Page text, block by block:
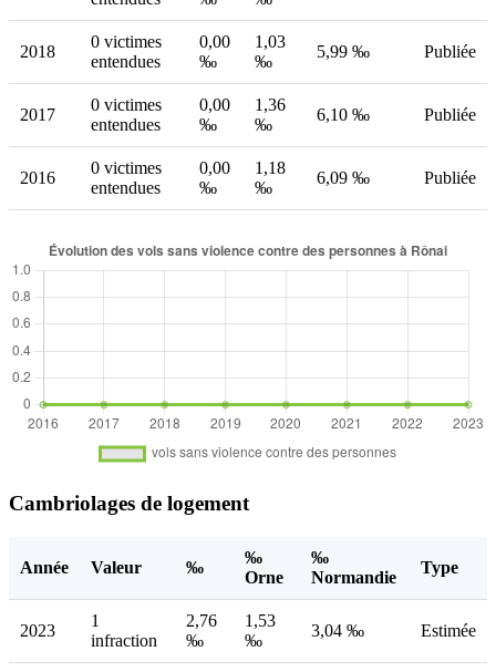
2018
0 victimes
entendues
0,00
‰
1,03
‰
5,99 ‰ Publiée
2017
0 victimes
entendues
0,00
‰
1,36
‰
6,10 ‰ Publiée
2016
0 victimes
entendues
0,00
‰
1,18
‰
6,09 ‰ Publiée
Cambriolages de logement
Année Valeur ‰
‰
Orne
‰
Normandie
Type
2023
1
infraction
2,76
‰
1,53
‰
3,04 ‰ Estimée